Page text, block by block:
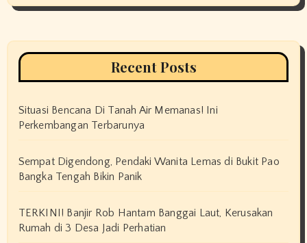
Recent Posts
Situasi Bencana Di Tanah Air Memanas! Ini
Perkembangan Terbarunya
Sempat Digendong, Pendaki Wanita Lemas di Bukit Pao
Bangka Tengah Bikin Panik
TERKINI! Banjir Rob Hantam Banggai Laut, Kerusakan
Rumah di 3 Desa Jadi Perhatian